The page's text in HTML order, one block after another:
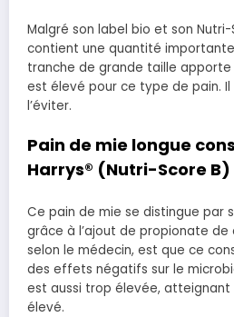
Malgré son label bio et son
contient une quantité importante
tranche de grande taille apporte
est élevé pour ce type de pain.
l’éviter.
Pain de mie longue
Harrys® (Nutri-Score B)
Ce pain de mie se distingue par
grâce à l’ajout de propionate de
selon le médecin, est que ce
des effets négatifs sur le
est aussi trop élevée, atteignant
élevé.